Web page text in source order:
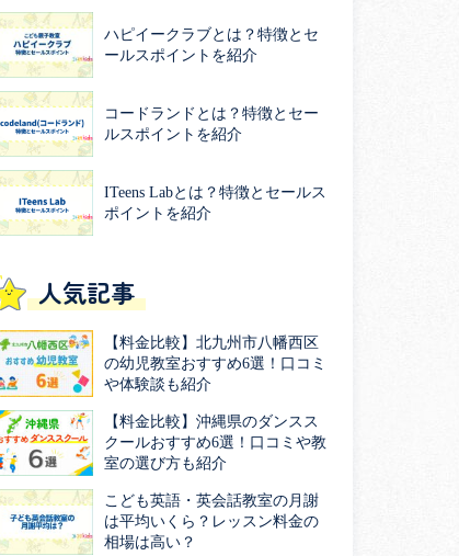
ハピイークラブとは？特徴とセ
ールスポイントを紹介
コードランドとは？特徴とセー
ルスポイントを紹介
ITeens Labとは？特徴とセールス
ポイントを紹介
人気記事
【料金比較】北九州市八幡西区
の幼児教室おすすめ6選！口コミ
や体験談も紹介
【料金比較】沖縄県のダンスス
クールおすすめ6選！口コミや教
室の選び方も紹介
こども英語・英会話教室の月謝
は平均いくら？レッスン料金の
相場は高い？